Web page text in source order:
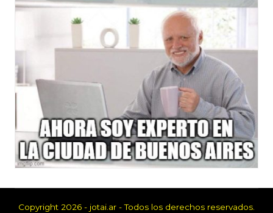
Copyright 2026 - jotai.ar - Todos los derechos reservados.